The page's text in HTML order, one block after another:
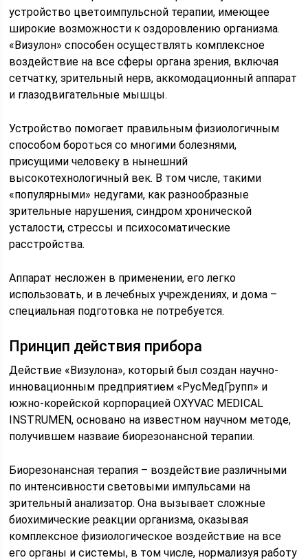
устройство цветоимпульсной терапии, имеющее
широкие возможности к оздоровлению организма.
«Визулон» способен осуществлять комплексное
воздействие на все сферы органа зрения, включая
сетчатку, зрительный нерв, аккомодационный аппарат
и глазодвигательные мышцы.
Устройство помогает правильным физиологичным
способом бороться со многими болезнями,
присущими человеку в нынешний
высокотехнологичный век. В том числе, такими
«популярными» недугами, как разнообразные
зрительные нарушения, синдром хронической
усталости, стрессы и психосоматические
расстройства.
Аппарат несложен в применении, его легко
использовать, и в лечебных учреждениях, и дома –
специальная подготовка не потребуется.
Принцип действия прибора
Действие «Визулона», который был создан научно-
инновационным предприятием «РусМедГрупп» и
южно-корейской корпорацией OXYVAC MEDICAL
INSTRUMEN, основано на известном научном методе,
получившем назваие биорезонансной терапии.
Биорезонансная терапия – воздействие различными
по интенсивности световыми импульсами на
зрительный анализатор. Она вызывает сложные
биохимические реакции организма, оказывая
комплексное физиологическое воздействие на все
его органы и системы, в том числе, нормализуя работу